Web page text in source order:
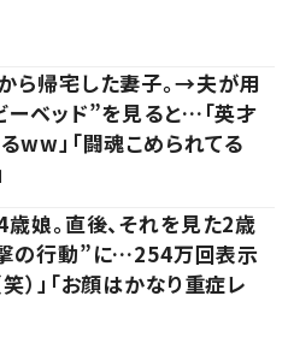
ら帰宅した妻子。→夫が用
ーベッド”を見ると…「英才
ww」「闘魂こめられてる
娘。直後、それを見た2歳
の行動”に…254万回表示
）」「お顔はかなり重症レ